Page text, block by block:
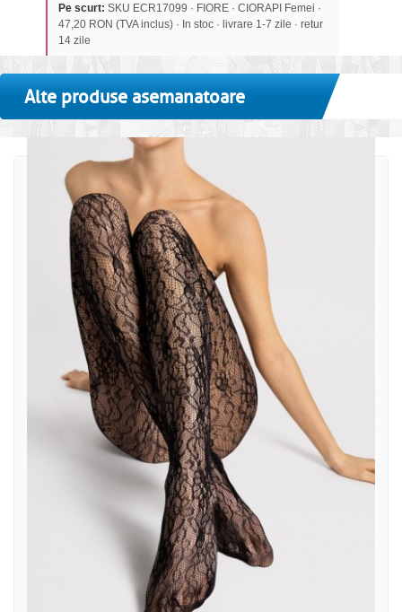
Pe scurt: SKU ECR17099 · FIORE · CIORAPI Femei ·
47,20 RON (TVA inclus) · In stoc · livrare 1-7 zile · retur
14 zile
Alte produse asemanatoare